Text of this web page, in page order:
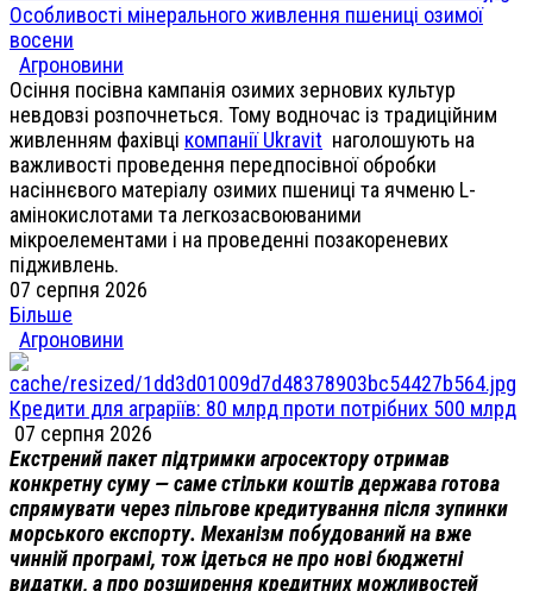
Особливості мінерального живлення пшениці озимої
восени
Агроновини
Осіння посівна кампанія озимих зернових культур
невдовзі розпочнеться. Тому водночас із традиційним
живленням фахівці компанії Ukravit наголошують на
важливості проведення передпосівної обробки
насіннєвого матеріалу озимих пшениці та ячменю L-
амінокислотами та легкозасвоюваними
мікроелементами і на проведенні позакореневих
підживлень.
07 серпня 2026
Більше
Агроновини
Кредити для аграріїв: 80 млрд проти потрібних 500 млрд
07 серпня 2026
Екстрений пакет підтримки агросектору отримав
конкретну суму — саме стільки коштів держава готова
спрямувати через пільгове кредитування після зупинки
морського експорту. Механізм побудований на вже
чинній програмі, тож ідеться не про нові бюджетні
видатки, а про розширення кредитних можливостей